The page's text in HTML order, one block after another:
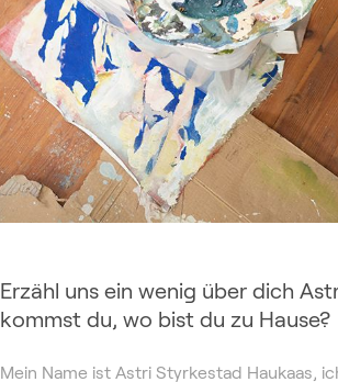
Erzähl uns ein wenig über dich
kommst du, wo bist du zu Hause?
Mein Name ist Astri Styrkestad Haukaas,